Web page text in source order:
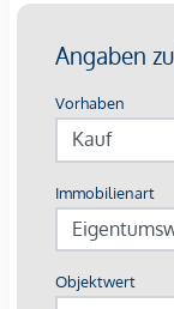
Durch die
Wörthersee, den
den Weißensee
Außerdem
Anbindung an